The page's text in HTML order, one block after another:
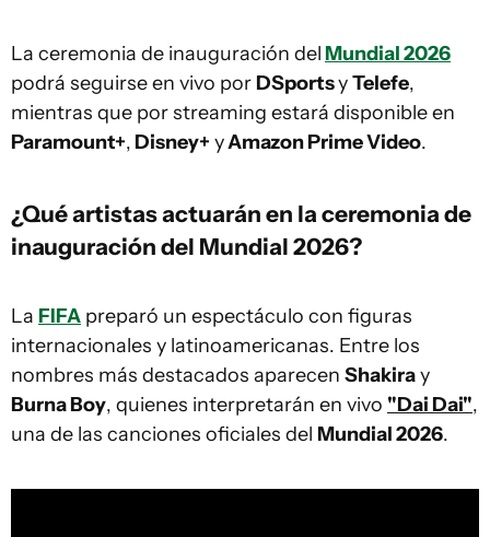
La ceremonia de inauguración delMundial 2026
podrá seguirse en vivo por DSportsyTelefe,
mientras que por streaming estará disponible en
Paramount+, Disney+ yAmazon Prime Video.
¿Qué artistas actuarán en la ceremonia de
inauguración del Mundial 2026?
La FIFA preparó un espectáculo con figuras
internacionales y latinoamericanas. Entre los
nombres más destacados aparecen Shakiray
Burna Boy, quienes interpretarán en vivo "Dai Dai",
una de las canciones oficiales del Mundial 2026.